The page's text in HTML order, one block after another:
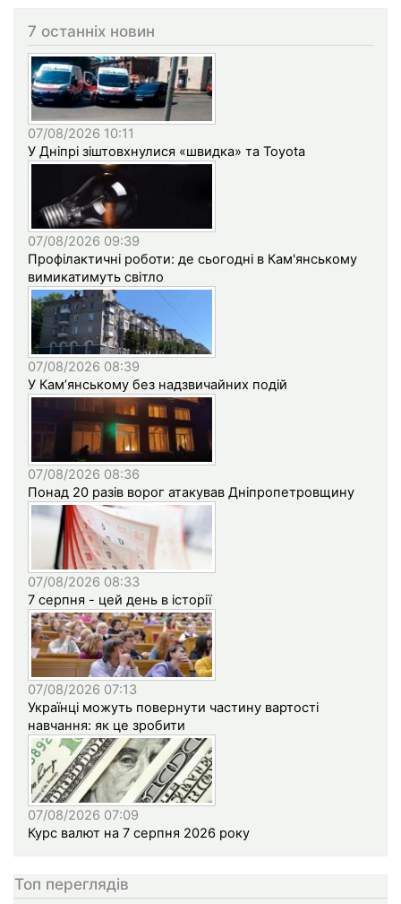
7 останніх новин
07/08/2026 10:11
У Дніпрі зіштовхнулися «швидка» та Toyota
07/08/2026 09:39
Профілактичні роботи: де сьогодні в Кам'янському
вимикатимуть світло
07/08/2026 08:39
У Кам’янському без надзвичайних подій
07/08/2026 08:36
Понад 20 разів ворог атакував Дніпропетровщину
07/08/2026 08:33
7 серпня - цей день в історії
07/08/2026 07:13
Українці можуть повернути частину вартості
навчання: як це зробити
07/08/2026 07:09
Курс валют на 7 серпня 2026 року
Топ переглядів